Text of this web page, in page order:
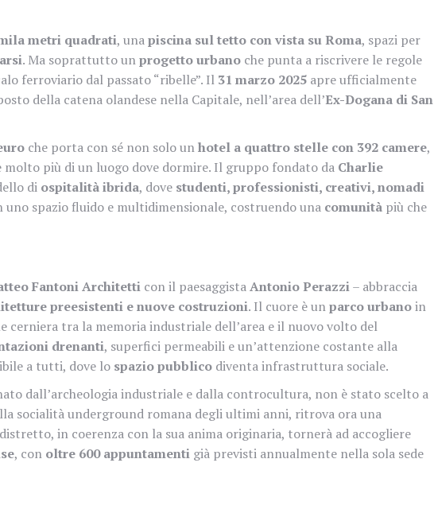
metri quadrati, unapiscina sul tetto con vista su Roma, spazi per
. Ma soprattutto unprogetto urbano che punta a riscrivere le regole
ferroviario dal passato “ribelle”. Il 31 marzo 2025 apre ufficialmente
della catena olandese nella Capitale, nell’area dell’Ex-Dogana di San
che porta con sé non solo unhotel a quattro stelle con 392 camere,
molto più di un luogo dove dormire. Il gruppo fondato da Charlie
di ospitalità ibrida, dove studenti, professionisti, creativi, nomadi
uno spazio fluido e multidimensionale, costruendo una comunità più che
Fantoni Architetti con il paesaggistaAntonio Perazzi– abbraccia
preesistenti e nuove costruzioni. Il cuore è unparco urbanoin
cerniera tra la memoria industriale dell’area e il nuovo volto del
drenanti, superfici permeabili e un’attenzione costante alla
a tutti, dove lo spazio pubblico diventa infrastruttura sociale.
dall’archeologia industriale e dalla controcultura, non è stato scelto a
socialità underground romana degli ultimi anni, ritrova ora una
in coerenza con la sua anima originaria, tornerà ad accogliere
, con oltre 600 appuntamenti già previsti annualmente nella sola sede